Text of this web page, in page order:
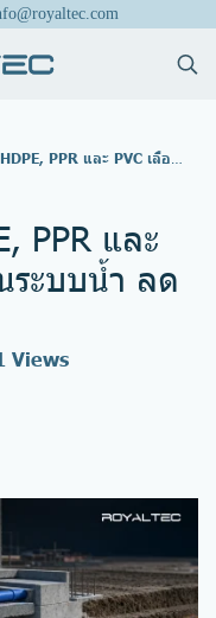
เลือกใช้ให้ถูกงานระบบน้ำ ลดปัญหารั่วซึมระยะยาว
PPR และ
ระบบน้ำ ลด
Views